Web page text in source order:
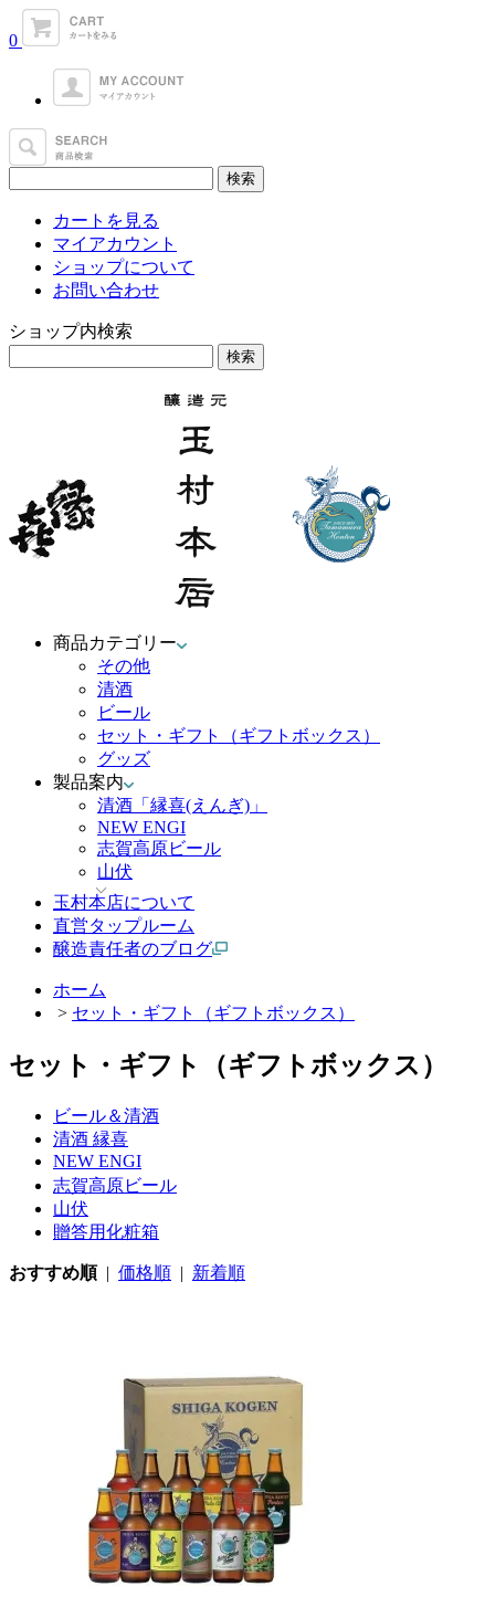
0
カートを見る
マイアカウント
ショップについて
お問い合わせ
ショップ内検索
商品カテゴリー
その他
清酒
ビール
セット・ギフト（ギフトボックス）
グッズ
製品案内
清酒「縁喜(えんぎ)」
NEW ENGI
志賀高原ビール
山伏
玉村本店について
直営タップルーム
醸造責任者のブログ
ホーム
> セット・ギフト（ギフトボックス）
セット・ギフト（ギフトボックス）
ビール＆清酒
清酒 縁喜
NEW ENGI
志賀高原ビール
山伏
贈答用化粧箱
おすすめ順| 価格順 | 新着順